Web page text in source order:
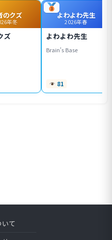
のクズ
年冬
ズ
よわよわ先生
2026年春
よわよわ先生
Brain's Base
81
て